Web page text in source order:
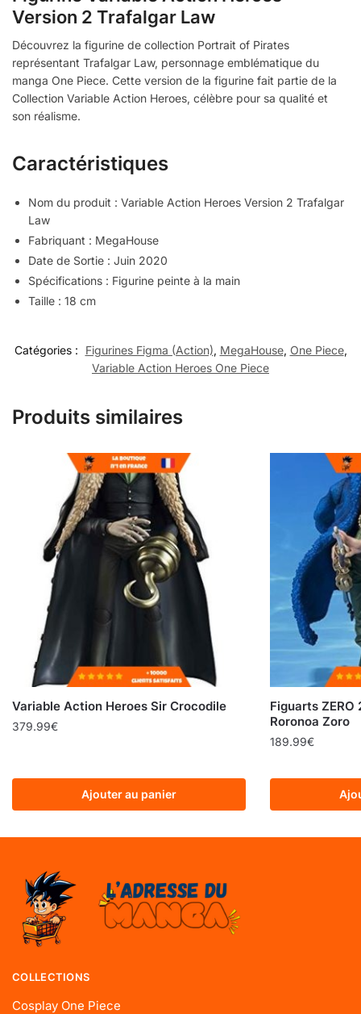
Version 2 Trafalgar Law
Découvrez la figurine de collection Portrait of Pirates
représentant Trafalgar Law, personnage emblématique du
manga One Piece. Cette version de la figurine fait partie de la
Collection Variable Action Heroes, célèbre pour sa qualité et
son réalisme.
Caractéristiques
Nom du produit : Variable Action Heroes Version 2 Trafalgar
Law
Fabriquant : MegaHouse
Date de Sortie : Juin 2020
Spécifications : Figurine peinte à la main
Taille : 18 cm
Catégories : Figurines Figma (Action), MegaHouse, One Piece,
Variable Action Heroes One Piece
Produits similaires
Variable Action Heroes Sir Crocodile
379.99€
Ajouter au panier
Figuarts
Roronoa Zoro
189.99€
COLLECTIONS
Cosplay One Piece